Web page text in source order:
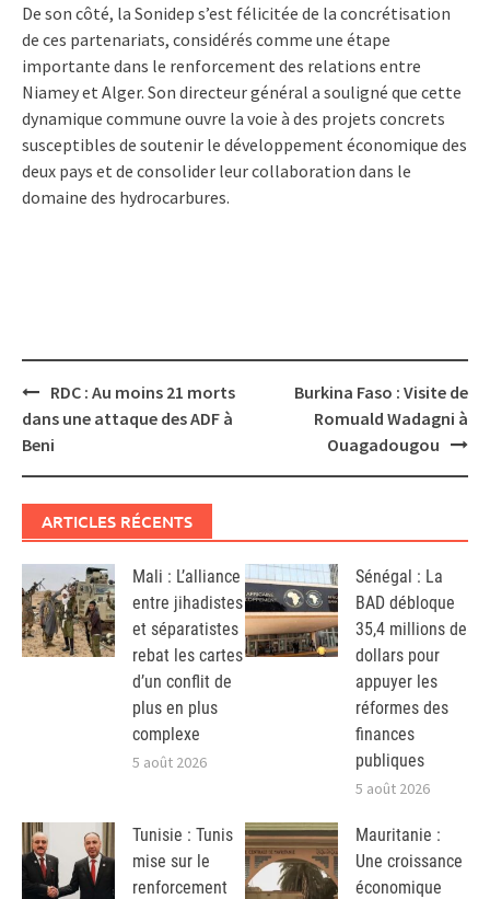
De son côté, la Sonidep s’est félicitée de la concrétisation
de ces partenariats, considérés comme une étape
importante dans le renforcement des relations entre
Niamey et Alger. Son directeur général a souligné que cette
dynamique commune ouvre la voie à des projets concrets
susceptibles de soutenir le développement économique des
deux pays et de consolider leur collaboration dans le
domaine des hydrocarbures.
Post
navigation
RDC : Au moins 21 morts
dans une attaque des ADF à
Beni
Burkina Faso : Visite de
Romuald Wadagni à
Ouagadougou
ARTICLES RÉCENTS
Mali : L’alliance
entre jihadistes
et séparatistes
rebat les cartes
d’un conflit de
plus en plus
complexe
5 août 2026
Sénégal : La
BAD débloque
35,4 millions de
dollars pour
appuyer les
réformes des
finances
publiques
5 août 2026
Tunisie : Tunis
mise sur le
renforcement
Mauritanie :
Une croissance
économique